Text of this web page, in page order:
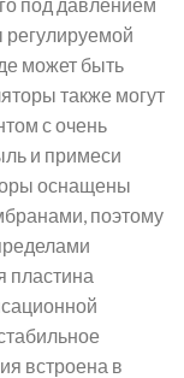
может быть
также могут
с очень
и примеси
оснащены
поэтому
пластина
встроена в